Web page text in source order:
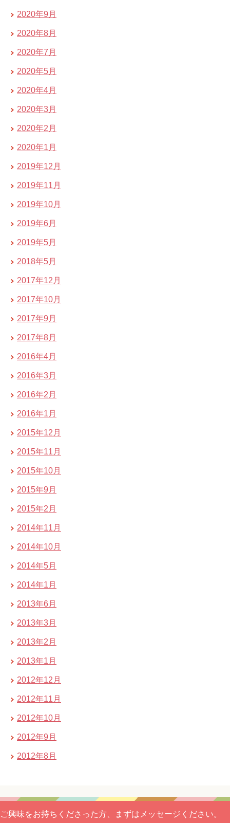
2020年9月
2020年8月
2020年7月
2020年5月
2020年4月
2020年3月
2020年2月
2020年1月
2019年12月
2019年11月
2019年10月
2019年6月
2019年5月
2018年5月
2017年12月
2017年10月
2017年9月
2017年8月
2016年4月
2016年3月
2016年2月
2016年1月
2015年12月
2015年11月
2015年10月
2015年9月
2015年2月
2014年11月
2014年10月
2014年5月
2014年1月
2013年6月
2013年3月
2013年2月
2013年1月
2012年12月
2012年11月
2012年10月
2012年9月
2012年8月
ご興味をお持ちくださった方、まずはメッセージください。